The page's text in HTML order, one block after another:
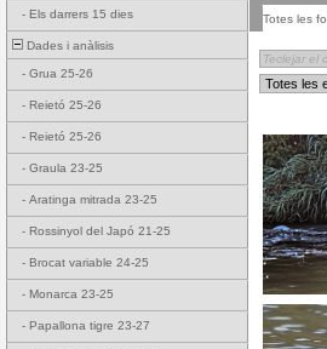
- Els darrers 15 dies
Dades i anàlisis
- Grua 25-26
- Reietó 25-26
- Reietó 25-26
- Graula 23-25
- Aratinga mitrada 23-25
- Rossinyol del Japó 21-25
- Brocat variable 24-25
- Monarca 23-25
- Papallona tigre 23-27
Totes les